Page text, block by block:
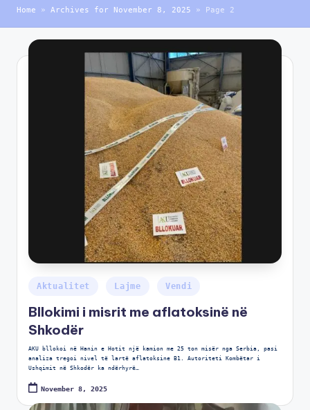
Home » Archives for November 8, 2025 » Page 2
Aktualitet Lajme Vendi
Bllokimi i misrit me aflatoksinë në
Shkodër
AKU bllokoi në Hanin e Hotit një kamion me 25 ton misër nga Serbia, pasi
analiza tregoi nivel të lartë aflatoksine B1. Autoriteti Kombëtar i
Ushqimit në Shkodër ka ndërhyrë…
November 8, 2025